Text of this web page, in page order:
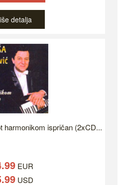
detalja
harmonikom ispričan (2xCD...
EUR
USD